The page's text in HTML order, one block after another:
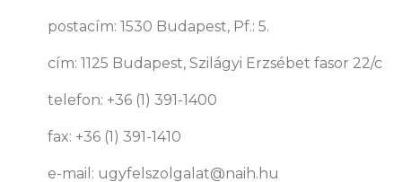
postacím: 1530 Budapest, Pf.: 5.
cím: 1125 Budapest, Szilágyi Erzsébet fasor 22/c
telefon: +36 (1) 391-1400
fax: +36 (1) 391-1410
e-mail: ugyfelszolgalat@naih.hu